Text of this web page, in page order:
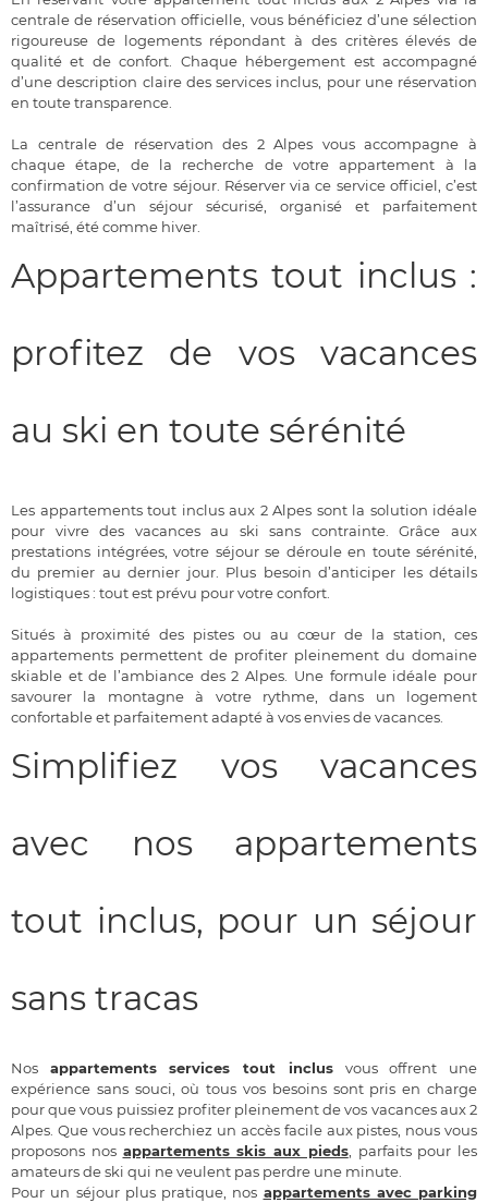
centrale de réservation officielle, vous bénéficiez d’une sélection
rigoureuse de logements répondant à des critères élevés de
qualité et de confort. Chaque hébergement est accompagné
d’une description claire des services inclus, pour une réservation
en toute transparence.
La centrale de réservation des 2 Alpes vous accompagne à
chaque étape, de la recherche de votre appartement à la
confirmation de votre séjour. Réserver via ce service officiel, c’est
l’assurance d’un séjour sécurisé, organisé et parfaitement
maîtrisé, été comme hiver.
Appartements tout inclus :
profitez de vos vacances
au ski en toute sérénité
Les appartements tout inclus aux 2 Alpes sont la solution idéale
pour vivre des vacances au ski sans contrainte. Grâce aux
prestations intégrées, votre séjour se déroule en toute sérénité,
du premier au dernier jour. Plus besoin d’anticiper les détails
logistiques : tout est prévu pour votre confort.
Situés à proximité des pistes ou au cœur de la station, ces
appartements permettent de profiter pleinement du domaine
skiable et de l’ambiance des 2 Alpes. Une formule idéale pour
savourer la montagne à votre rythme, dans un logement
confortable et parfaitement adapté à vos envies de vacances.
Simplifiez vos vacances
avec nos appartements
tout inclus, pour un séjour
sans tracas
Nos appartements services tout inclusvous offrent une
expérience sans souci, où tous vos besoins sont pris en charge
pour que vous puissiez profiter pleinement de vos vacances aux 2
Alpes. Que vous recherchiez un accès facile aux pistes, nous vous
proposons nos appartements skis aux pieds, parfaits pour les
amateurs de ski qui ne veulent pas perdre une minute.
Pour un séjour plus pratique, nos appartements avec parking